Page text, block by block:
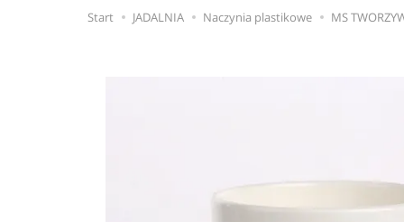
Start JADALNIA Naczynia plastikowe MS